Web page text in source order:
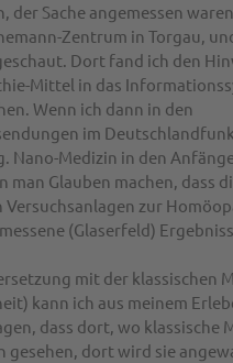
der Sache angemessen
Zentrum in Torgau,
Dort fand ich den
Mittel in das
Wenn ich dann in den
im
Nano-Medizin in den
man Glauben machen, dass
Versuchsanlagen zur
(Glaserfeld)
mit der klassischen
kann ich aus meinem
dass dort, wo klassische
gesehen, dort wird sie